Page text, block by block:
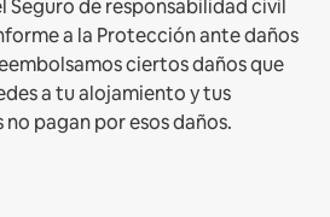
Seguro de responsabilidad civil
a la Protección ante daños
ciertos daños que
a tu alojamiento y tus
pagan por esos daños.